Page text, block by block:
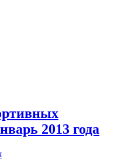
2013 года